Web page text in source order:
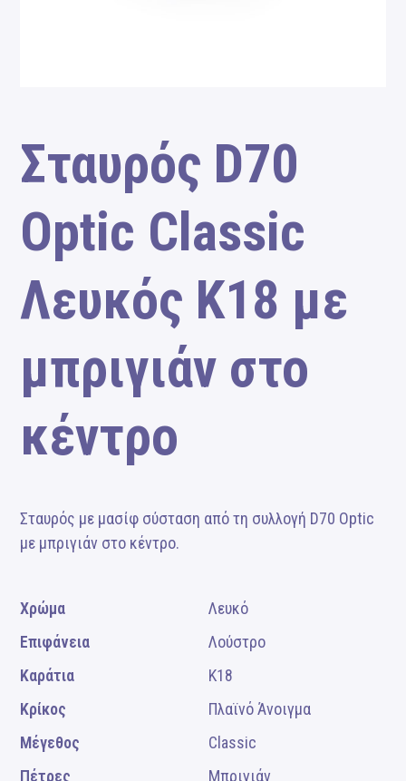
Σταυρός D70
Optic Classic
Λευκός Κ18 με
μπριγιάν στο
κέντρο
Σταυρός με μασίφ σύσταση από τη συλλογή D70 Optic
με μπριγιάν στο κέντρο.
Χρώμα
Λευκό
Επιφάνεια
Λούστρο
Καράτια
Κ18
Κρίκος
Πλαϊνό Άνοιγμα
Μέγεθος
Classic
Πέτρες
Μπριγιάν